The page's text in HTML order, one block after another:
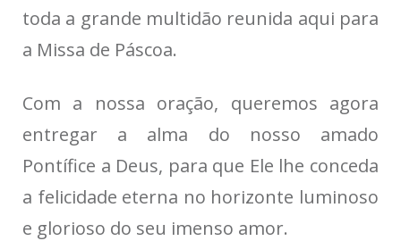
toda a grande multidão reunida aqui para
a Missa de Páscoa.
Com a nossa oração, queremos agora
entregar a alma do nosso amado
Pontífice a Deus, para que Ele lhe conceda
a felicidade eterna no horizonte luminoso
e glorioso do seu imenso amor.